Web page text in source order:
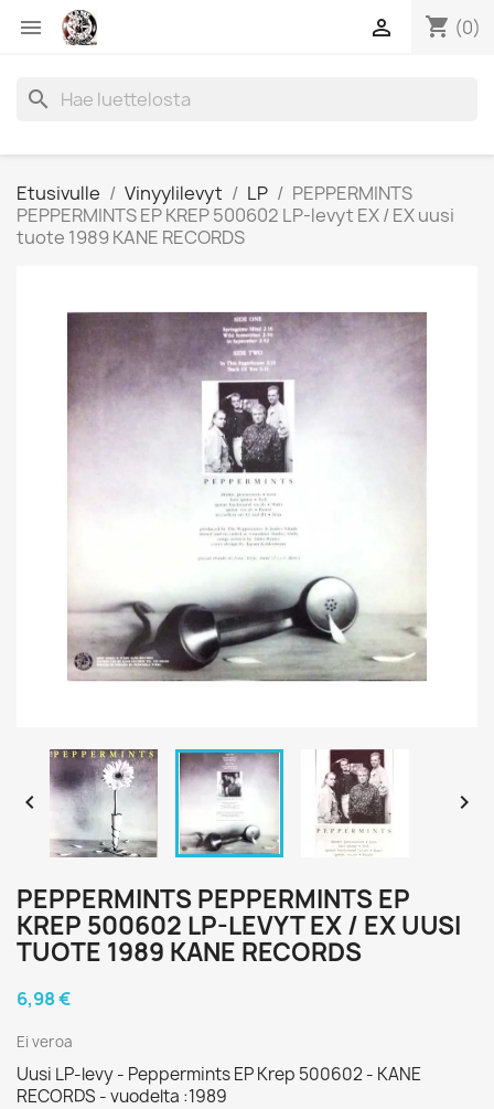
 shopping_cart (0)

search
Etusivulle Vinyylilevyt LP
PEPPERMINTS
PEPPERMINTS EP KREP 500602 LP-levyt EX / EX uusi
tuote 1989 KANE RECORDS
 
PEPPERMINTS PEPPERMINTS EP
KREP 500602 LP-LEVYT EX / EX UUSI
TUOTE 1989 KANE RECORDS
6,98 €
Ei veroa
Uusi LP-levy - Peppermints EP Krep 500602 - KANE
RECORDS - vuodelta :1989